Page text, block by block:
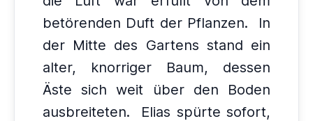
betörenden Duft der Pflanzen.
In
der Mitte des Gartens stand ein
alter, knorriger Baum, dessen
Äste sich weit über den Boden
ausbreiteten.
Elias spürte sofort,